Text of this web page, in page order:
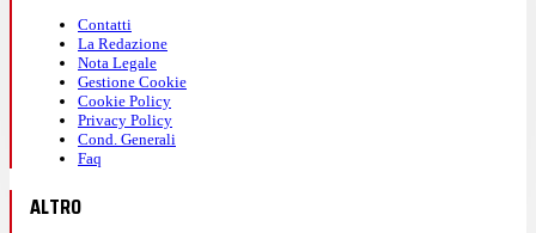
Contatti
La Redazione
Nota Legale
Gestione Cookie
Cookie Policy
Privacy Policy
Cond. Generali
Faq
ALTRO